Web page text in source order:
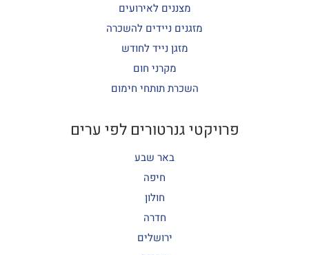
מצננים לאירועים
מזגנים ניידים להשכרה
מזגן נייד לחודש
מקרני חום
השכרת תותחי חימום
פרויקטי גנרטורים לפי ערים
באר שבע
חיפה
חולון
חדרה
ירושלים